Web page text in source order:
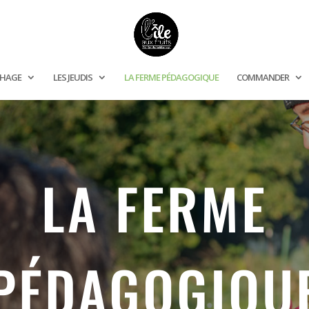
LES JEUDIS LA FERME PÉDAGOGIQUE COMMANDER
LA FERME